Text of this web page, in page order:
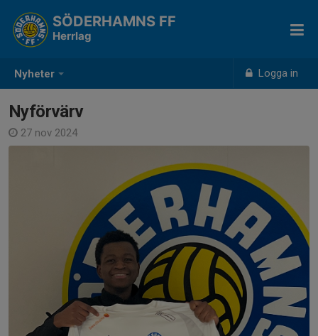
Nyheter Logga in
SÖDERHAMNS FF
Herrlag
Nyförvärv
27 nov 2024